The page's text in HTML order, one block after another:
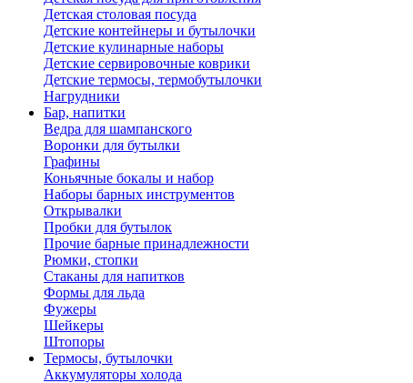
Детская столовая посуда
Детские контейнеры и бутылочки
Детские кулинарные наборы
Детские сервировочные коврики
Детские термосы, термобутылочки
Нагрудники
Бар, напитки
Ведра для шампанского
Воронки для бутылки
Графины
Коньячные бокалы и набор
Наборы барных инструментов
Открывалки
Пробки для бутылок
Прочие барные принадлежности
Рюмки, стопки
Стаканы для напитков
Формы для льда
Фужеры
Шейкеры
Штопоры
Термосы, бутылочки
Аккумуляторы холода